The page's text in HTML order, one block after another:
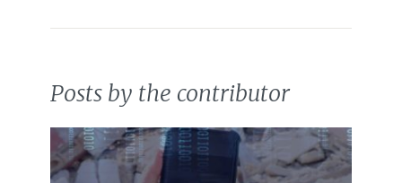
Posts by the contributor